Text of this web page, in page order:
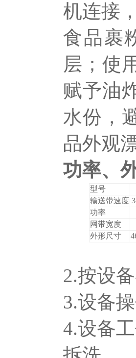
机连接
食品裹
层；使
赋予油
水份，
品外观
功率、
型号
输送带速度
功率
网带宽度
外形尺寸
2.按设
3.设备
4.设备